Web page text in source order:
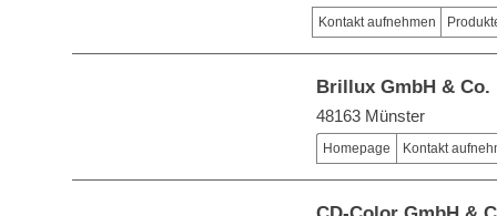
Kontakt aufnehmen
Brillux GmbH & Co.
48163 Münster
Homepage Kontakt